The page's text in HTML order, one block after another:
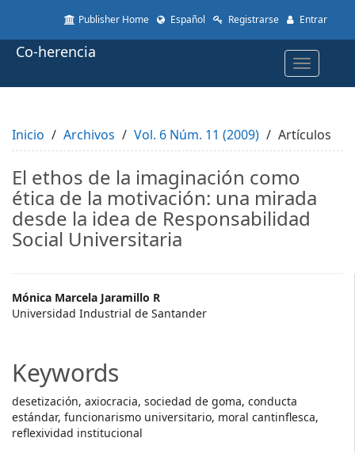
to
page
Main
Content
Sidebar
Publisher Home Español Registrarse Entrar
Toggle
Co-herencia
Inicio Archivos Vol. 6 Núm. 11 (2009) Artículos
El ethos de la imaginación como
ética de la motivación: una mirada
desde la idea de Responsabilidad
Social Universitaria
Main
Article
Mónica Marcela Jaramillo R
Universidad Industrial de Santander
Keywords
desetización, axiocracia, sociedad de goma, conducta
estándar, funcionarismo universitario, moral cantinflesca,
reflexividad institucional